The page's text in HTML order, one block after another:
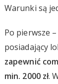
Warunki są
Po pierwsze
posiadający
zapewnić
min. 2000 zł.